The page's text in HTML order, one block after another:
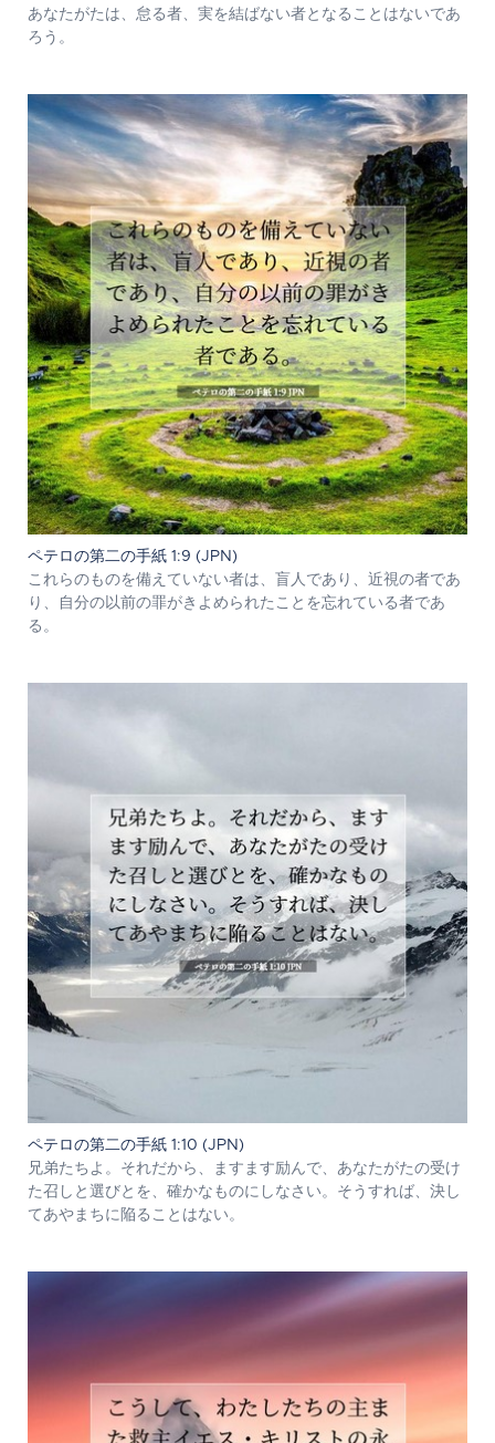
あなたがたは、怠る者、実を結ばない者となることはないであ
ろう。
ペテロの第二の手紙 1:9 (JPN)
これらのものを備えていない者は、盲人であり、近視の者であ
り、自分の以前の罪がきよめられたことを忘れている者であ
る。
ペテロの第二の手紙 1:10 (JPN)
兄弟たちよ。それだから、ますます励んで、あなたがたの受け
た召しと選びとを、確かなものにしなさい。そうすれば、決し
てあやまちに陥ることはない。